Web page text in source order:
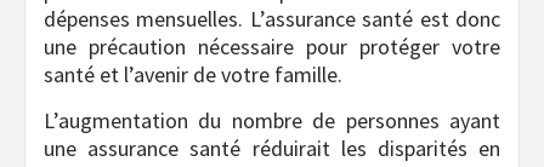
dépenses mensuelles. L’assurance santé est donc
une précaution nécessaire pour protéger votre
santé et l’avenir de votre famille.
L’augmentation du nombre de personnes ayant
une assurance santé réduirait les disparités en